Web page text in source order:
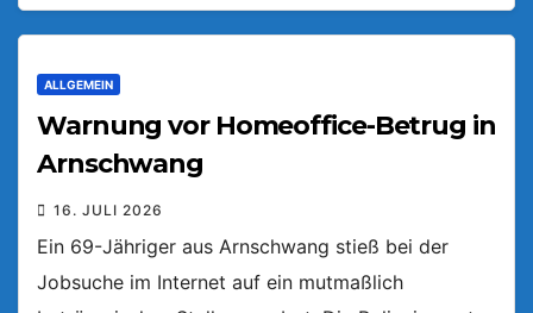
ALLGEMEIN
Warnung vor Homeoffice-Betrug in
Arnschwang
16. JULI 2026
Ein 69-Jähriger aus Arnschwang stieß bei der
Jobsuche im Internet auf ein mutmaßlich